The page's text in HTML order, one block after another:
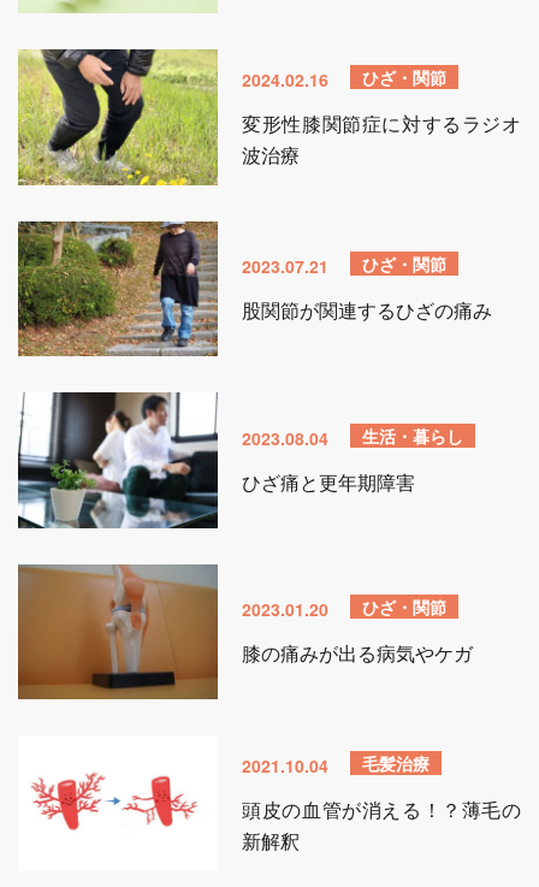
2024.02.16 ひざ・関節
変形性膝関節症に対するラジオ
波治療
2023.07.21 ひざ・関節
股関節が関連するひざの痛み
2023.08.04 生活・暮らし
ひざ痛と更年期障害
2023.01.20 ひざ・関節
膝の痛みが出る病気やケガ
2021.10.04 毛髪治療
頭皮の血管が消える！？薄毛の
新解釈